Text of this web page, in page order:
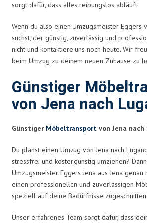
sorgt dafür, dass alles reibungslos abläuft.
Wenn du also einen Umzugsmeister Eggers
suchst, der günstig, zuverlässig und
nicht und kontaktiere uns noch heute. Wir
beim Umzug zu deinem neuen Zuhause zu
Günstiger
von Jena nach
Günstiger Möbeltransport von Jena nach
Du planst einen Umzug von Jena nach
stressfrei und kostengünstig umziehen?
Umzugsmeister Eggers Jena aus Jena
einen professionellen und zuverlässigen
speziell auf deine Bedürfnisse zugeschnitten
Unser erfahrenes Team sorgt dafür, dass